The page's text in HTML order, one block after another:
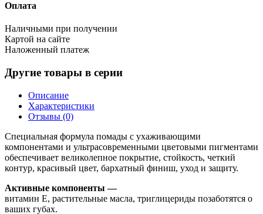
Оплата
Наличными при получении
Картой на сайте
Наложенный платеж
Другие товары в серии
Описание
Характеристики
Отзывы (0)
Специальная формула помады с ухаживающими
компонентами и ультрасовременными цветовыми пигментами
обеспечивает великолепное покрытие, стойкость, четкий
контур, красивый цвет, бархатный финиш, уход и защиту.
Активные компоненты —
витамин Е, растительные масла, триглицериды позаботятся о
ваших губах.